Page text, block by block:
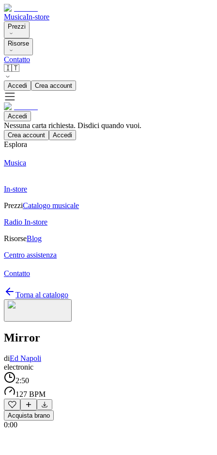
MusicaIn-store
Prezzi
Risorse
Contatto
🇮🇹
Accedi Crea account
Accedi
Nessuna carta richiesta. Disdici quando vuoi.
Crea account Accedi
Esplora
Musica
In-store
PrezziCatalogo musicale
Radio In-store
RisorseBlog
Centro assistenza
Contatto
Torna al catalogo
Mirror
diEd Napoli
electronic
2:50
127 BPM
Acquista brano
0:00